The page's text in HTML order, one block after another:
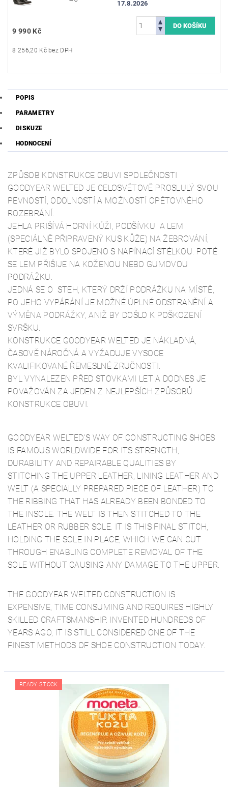
17.8.2026
9 990 Kč
8 256,20 Kč bez DPH
POPIS
PARAMETRY
DISKUZE
HODNOCENÍ
ZPŮSOB KONSTRUKCE OBUVI SPOLEČNOSTI
GOODYEAR WELTED JE CELOSVĚTOVĚ PROSLULÝ SVOU
PEVNOSTÍ, ODOLNOSTÍ A MOŽNOSTÍ OPĚTOVNÉHO
ROZEBRÁNÍ.
JEHLA PRIŠÍVÁ HORNÍ KŮŽI, PODŠÍVKU A LEM
(SPECIÁLNĚ PŘIPRAVENÝ KUS KŮŽE) NA ŽEBROVÁNÍ,
KTERÉ JIŽ BYLO SPOJENO S NAPÍNACÍ STÉLKOU. POTÉ
SE LEM PŘIŠIJE NA KOŽENOU NEBO GUMOVOU
PODRÁŽKU.
JEDNÁ SE O STEH, KTERÝ DRŽÍ PODRÁŽKU NA MÍSTĚ,
PO JEHO VYPÁRÁNÍ JE MOŽNÉ ÚPLNÉ ODSTRANĚNÍ A
VÝMĚNA PODRÁŽKY, ANIŽ BY DOŠLO K POŠKOZENÍ
SVRŠKU.
KONSTRUKCE GOODYEAR WELTED JE NÁKLADNÁ,
ČASOVĚ NÁROČNÁ A VYŽADUJE VYSOCE
KVALIFIKOVANÉ ŘEMESLNÉ ZRUČNOSTI.
BYL VYNALEZEN PŘED STOVKAMI LET A DODNES JE
POVAŽOVÁN ZA JEDEN Z NEJLEPŠÍCH ZPŮSOBŮ
KONSTRUKCE OBUVI.
GOODYEAR WELTED'S WAY OF CONSTRUCTING SHOES
IS FAMOUS WORLDWIDE FOR ITS STRENGTH,
DURABILITY AND REPAIRABLE QUALITIES BY
STITCHING THE UPPER LEATHER, LINING LEATHER AND
WELT (A SPECIALLY PREPARED PIECE OF LEATHER) TO
THE RIBBING THAT HAS ALREADY BEEN BONDED TO
THE INSOLE. THE WELT IS THEN STITCHED TO THE
LEATHER OR RUBBER SOLE. IT IS THIS FINAL STITCH,
HOLDING THE SOLE IN PLACE, WHICH WE CAN CUT
THROUGH ENABLING COMPLETE REMOVAL OF THE
SOLE WITHOUT CAUSING ANY DAMAGE TO THE UPPER.
THE GOODYEAR WELTED CONSTRUCTION IS
EXPENSIVE, TIME CONSUMING AND REQUIRES HIGHLY
SKILLED CRAFTSMANSHIP. INVENTED HUNDREDS OF
YEARS AGO, IT IS STILL CONSIDERED ONE OF THE
FINEST METHODS OF SHOE CONSTRUCTION TODAY.
READY STOCK